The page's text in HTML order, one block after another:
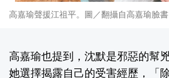
高嘉瑜聲援江祖平。圖／翻攝自高嘉瑜臉書
高嘉瑜也提到，沈默是邪惡的幫
她選擇揭露自己的受害經歷，「